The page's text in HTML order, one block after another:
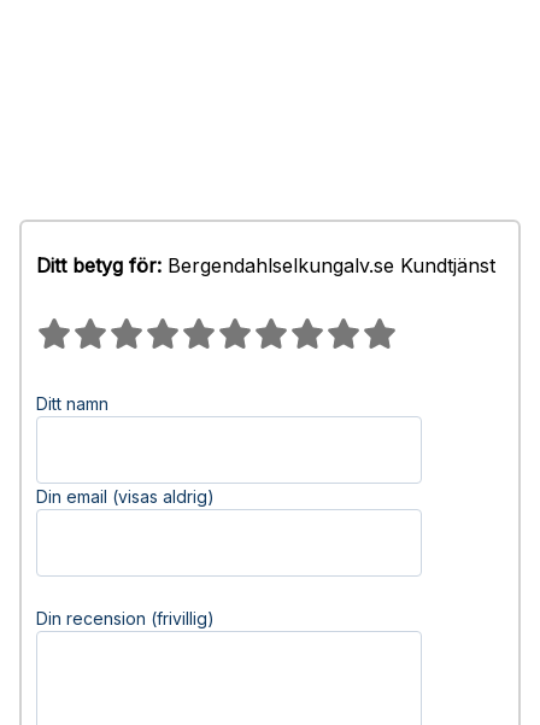
Ditt betyg för: Bergendahlselkungalv.se Kundtjänst
Ditt namn
Din email (visas aldrig)
Din recension (frivillig)